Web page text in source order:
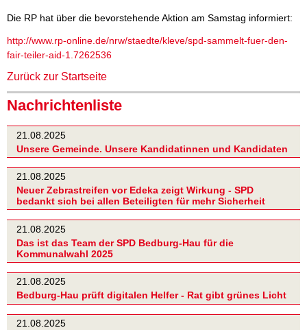
Die RP hat über die bevorstehende Aktion am Samstag informiert:
http://www.rp-online.de/nrw/staedte/kleve/spd-sammelt-fuer-den-
fair-teiler-aid-1.7262536
Zurück zur Startseite
Nachrichtenliste
21.08.2025
Unsere Gemeinde. Unsere Kandidatinnen und Kandidaten
21.08.2025
Neuer Zebrastreifen vor Edeka zeigt Wirkung - SPD
bedankt sich bei allen Beteiligten für mehr Sicherheit
21.08.2025
Das ist das Team der SPD Bedburg-Hau für die
Kommunalwahl 2025
21.08.2025
Bedburg-Hau prüft digitalen Helfer - Rat gibt grünes Licht
21.08.2025